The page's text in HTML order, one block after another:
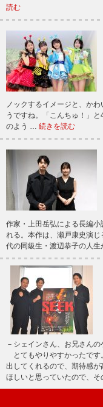
読む
ノックするイメージと、か
うですね。「こんちゅ！」
のよう … 続きを読む
作家・上田岳弘による長編
れる。本作は、瀬戸康史演
代の同級生・渡辺恭子の人
－シェインさん、お兄さん
とてもやりやすかったです
出してくれるので、期待感
ほしいと思っていたので、